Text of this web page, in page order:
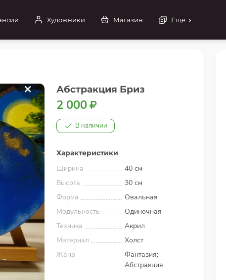
Художники Магазин Еще
Абстракция Бриз
2 000
В наличии
Характеристики
Ширина
40 см
Высота
30 см
Форма
Овальная
Модульность
Одиночная
Техника
Акрил
Материал
Холст
Жанр
Фантазия;
Абстракция